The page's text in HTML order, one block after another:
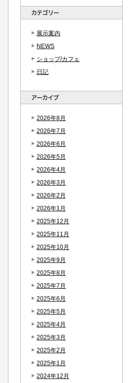
展示案内
NEWS
ショップ/カフェ
日記
2026年8月
2026年7月
2026年6月
2026年5月
2026年4月
2026年3月
2026年2月
2026年1月
2025年12月
2025年11月
2025年10月
2025年9月
2025年8月
2025年7月
2025年6月
2025年5月
2025年4月
2025年3月
2025年2月
2025年1月
2024年12月